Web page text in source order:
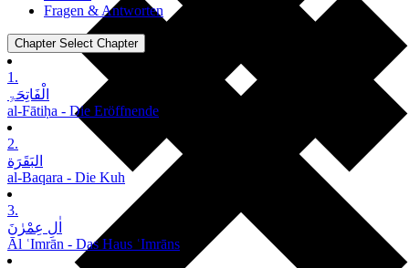
Fragen & Antworten
Chapter Select Chapter
1.
الْفَاتِحَۃِ
al-Fātiḥa - Die Eröffnende
2.
البَقَرَة
al-Baqara - Die Kuh
3.
اٰلِ عِمْرٰنَ
Āl ʿImrān - Das Haus ʿImrāns